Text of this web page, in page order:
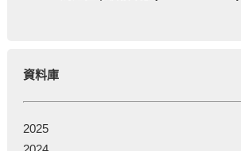
資料庫
2025